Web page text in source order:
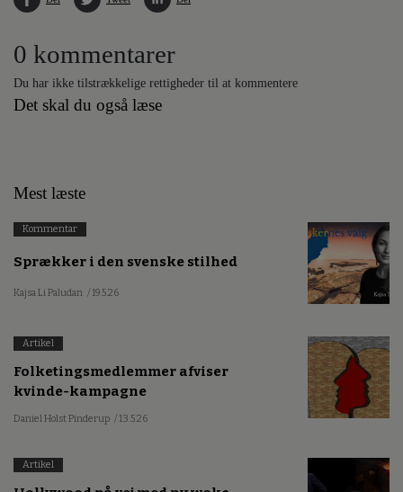
0 kommentarer
Du har ikke tilstrækkelige rettigheder til at kommentere
Det skal du også læse
Mest læste
Kommentar
Sprækker i den svenske stilhed
Kajsa Li Paludan / 19.5.26
Artikel
Folketingsmedlemmer afviser
kvinde-kampagne
Daniel Holst Pinderup / 13.5.26
Artikel